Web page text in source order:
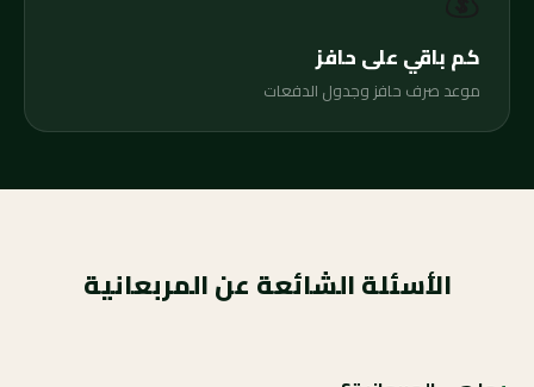
كم باقي على حافز
موعد صرف حافز وجدول الدفعات
الأسئلة الشائعة عن المربعانية